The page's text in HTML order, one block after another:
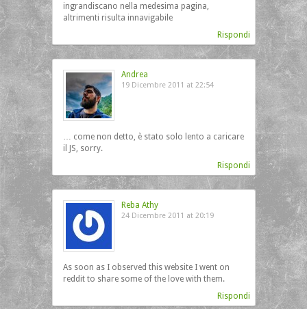
ingrandiscano nella medesima pagina,
altrimenti risulta innavigabile
Rispondi
Andrea
19 Dicembre 2011 at 22:54
… come non detto, è stato solo lento a caricare
il JS, sorry.
Rispondi
Reba Athy
24 Dicembre 2011 at 20:19
As soon as I observed this website I went on
reddit to share some of the love with them.
Rispondi